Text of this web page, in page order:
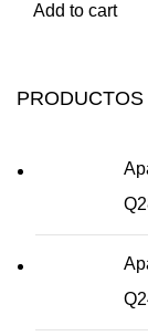
Add to cart
Q
Q